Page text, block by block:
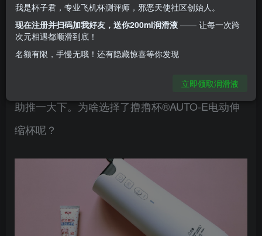
男生很累，恰当的时候感觉来了，需要放松，欲求
二人世界放松时，总不免会有对方出差和“那几天”
的时候，五姑娘从小搞到大，虽说随意，不免有些
疲态，不如就用用它，全自动的运动状态给你感觉
助推一大下。为啥选择了撸撸杯®AUTO-E电动伸
缩杯呢？
我是杯子君，专业飞机杯测评师，邪恶天使社区创始人。
现在注册并扫码加我好友，送你200ml润滑液 —— 让每一次跨
次元相遇都顺滑到底！
名额有限，手慢无哦！还有隐藏惊喜等你发现
立即领取润滑液